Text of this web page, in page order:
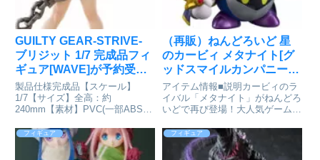
GUILTY GEAR-STRIVE-
ブリジット 1/7 完成品フィ
ギュア[WAVE]が予約受付
開始
製品仕様完成品【スケール】
1/7【サイズ】全高：約
240mm【素材】PVC(一部ABS)
界が熱狂する大人気格闘ゲーム
「GUILTY GEAR -STRIVE-」よ
り、ブリジットが1/7スケール完
（再販）ねんどろいど 星
のカービィ メタナイト[グ
ッドスマイルカンパニー]
が予約受付開始
アイテム情報■説明カービィのラ
イバル「メタナイト」がねんどろ
いどで再び登場！大人気ゲームシ
タナイト」が再販決定！「ねんど
ろいど カービィ」と同じ仕様
で、フィギュア各所に磁石を使用
フィギュア フィギュア